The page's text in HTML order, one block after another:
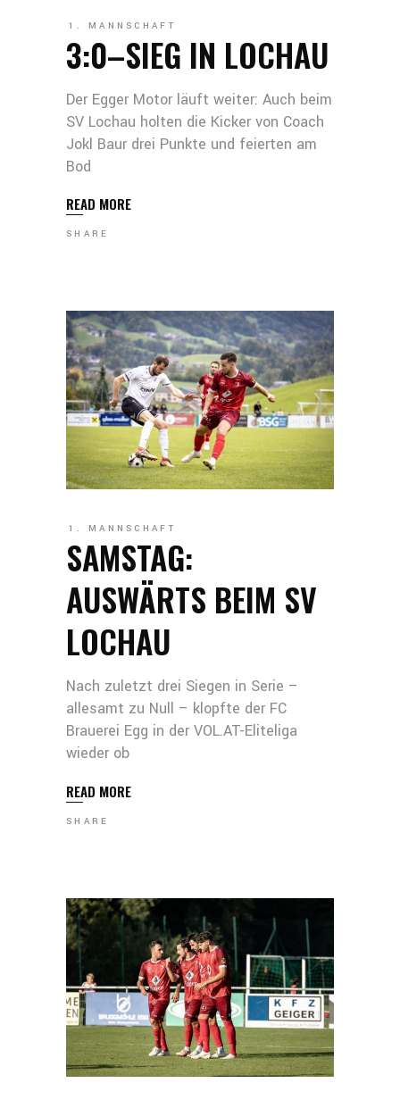
1. MANNSCHAFT
3:0–SIEG IN LOCHAU
Der Egger Motor läuft weiter: Auch beim
SV Lochau holten die Kicker von Coach
Jokl Baur drei Punkte und feierten am
Bod
READ MORE
SHARE
1. MANNSCHAFT
SAMSTAG:
AUSWÄRTS BEIM SV
LOCHAU
Nach zuletzt drei Siegen in Serie –
allesamt zu Null – klopfte der FC
Brauerei Egg in der VOL.AT-Eliteliga
wieder ob
READ MORE
SHARE